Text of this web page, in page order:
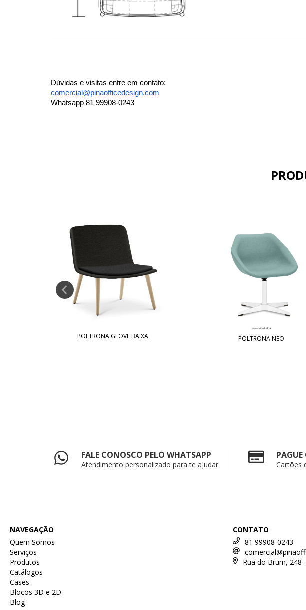
Dúvidas e visitas entre em contato:
comercial@pinaofficedesign.com
Whatsapp 81 99908-0243
POLTRONA GLOVE BAIXA POLTRONA NEO
FALE CONOSCO PELO WHATSAPP
Atendimento personalizado para te ajudar Cartões
NAVEGAÇÃO
Quem Somos
Serviços
Produtos
Catálogos
Cases
Blocos 3D e 2D
Blog
CONTATO
81 99908-0243
Rua do Brum, 248